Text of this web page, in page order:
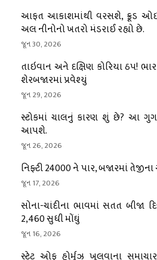
આફત આકાશમાંથી વરસશે, ક્રૂડ
અલ નીનોનો ખતરો મંડરાઈ રહ્યો છે.
જૂન 30, 2026
તાઇવાન અને દક્ષિણ કોરિયા ઠપ!
શેરબજારમાં પ્રવેશ્યું
જૂન 29, 2026
સ્ટોકમાં ચાલનું કારણ શું છે? આ
આપશે.
જૂન 26, 2026
નિફ્ટી 24000 ને પાર, બજારમાં
જૂન 17, 2026
સોના-ચાંદીના ભાવમાં સતત બીજા
₹2,460 સુધી મોંઘું
જૂન 16, 2026
સ્ટ્રેટ ઓફ હોર્મુઝ ખુલવાના